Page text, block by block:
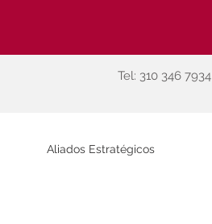
Tel: 310 346 7934
Aliados Estratégicos